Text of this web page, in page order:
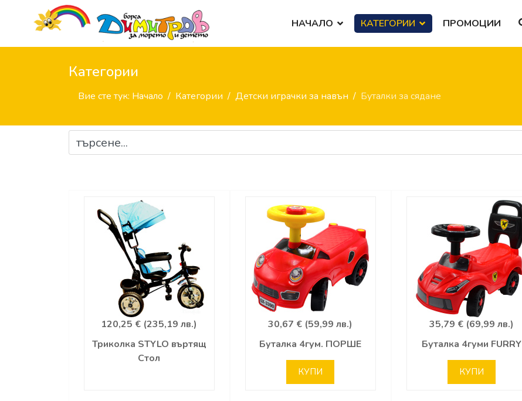
НАЧАЛО КАТЕГОРИИ ПРОМОЦИИ
Категории
Вие сте тук: Начало Категории Детски играчки за навън Буталки за сядане
120,25 € (235,19 лв.)
Триколка STYLO въртящ
Стол
30,67 € (59,99 лв.)
Буталка 4гум. ПОРШЕ
КУПИ
35,79 € (69,99 лв.)
Буталка 4гуми FURRY
КУПИ